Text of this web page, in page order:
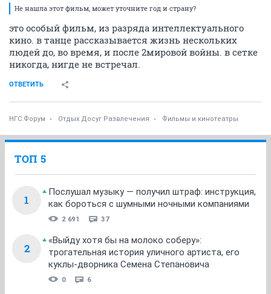
Не нашла этот фильм, может уточните год и страну?
это особый фильм, из разряда интеллектуального
кино. в танце рассказывается жизнь нескольких
людей до, во время, и после 2мировой войны. в сетке
никогда, нигде не встречал.
ОТВЕТИТЬ
НГС.Форум Отдых Досуг Развлечения Фильмы и кинотеатры
ТОП 5
1
Послушал музыку — получил штраф: инструкция,
как бороться с шумными ночными компаниями
2 691 37
2
«Выйду хотя бы на молоко соберу»:
трогательная история уличного артиста, его
куклы-дворника Семена Степановича
0 6